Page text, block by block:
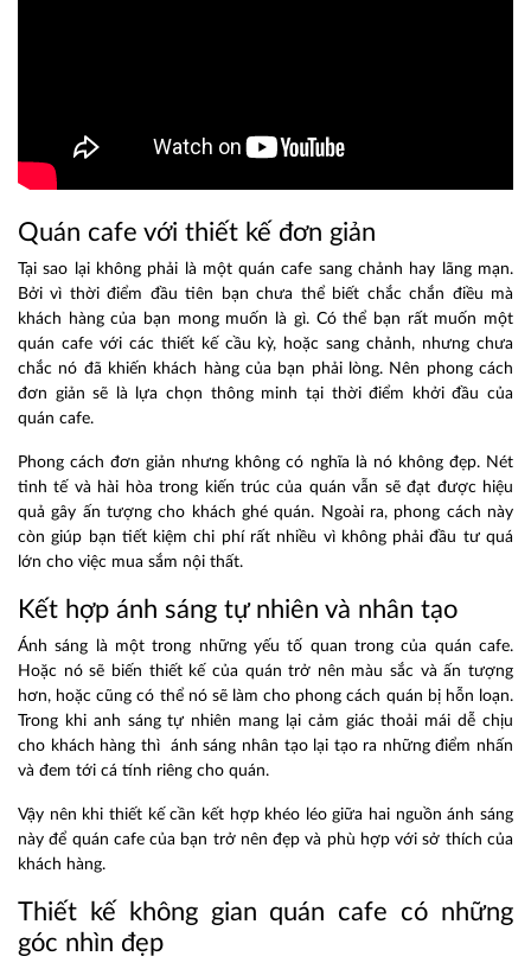
Quán cafe với thiết kế đơn giản
Tại sao lại không phải là một quán cafe sang chảnh hay lãng mạn.
Bởi vì thời điểm đầu tiên bạn chưa thể biết chắc chắn điều mà
khách hàng của bạn mong muốn là gì. Có thể bạn rất muốn một
quán cafe với các thiết kế cầu kỳ, hoặc sang chảnh, nhưng chưa
chắc nó đã khiến khách hàng của bạn phải lòng. Nên phong cách
đơn giản sẽ là lựa chọn thông minh tại thời điểm khởi đầu của
quán cafe.
Phong cách đơn giản nhưng không có nghĩa là nó không đẹp. Nét
tinh tế và hài hòa trong kiến trúc của quán vẫn sẽ đạt được hiệu
quả gây ấn tượng cho khách ghé quán. Ngoài ra, phong cách này
còn giúp bạn tiết kiệm chi phí rất nhiều vì không phải đầu tư quá
lớn cho việc mua sắm nội thất.
Kết hợp ánh sáng tự nhiên và nhân tạo
Ánh sáng là một trong những yếu tố quan trong của quán cafe.
Hoặc nó sẽ biến thiết kế của quán trở nên màu sắc và ấn tượng
hơn, hoặc cũng có thể nó sẽ làm cho phong cách quán bị hỗn loạn.
Trong khi anh sáng tự nhiên mang lại cảm giác thoải mái dễ chịu
cho khách hàng thì ánh sáng nhân tạo lại tạo ra những điểm nhấn
và đem tới cá tính riêng cho quán.
Vậy nên khi thiết kế cần kết hợp khéo léo giữa hai nguồn ánh sáng
này để quán cafe của bạn trở nên đẹp và phù hợp với sở thích của
khách hàng.
Thiết kế không gian quán cafe có những
góc nhìn đẹp